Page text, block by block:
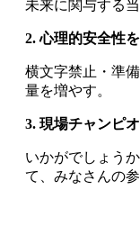
未来に関与する
2.心理的安全性
横文字禁止・準
量を増やす。
3. 現場チャンピ
いかがでしょう
て、みなさんの